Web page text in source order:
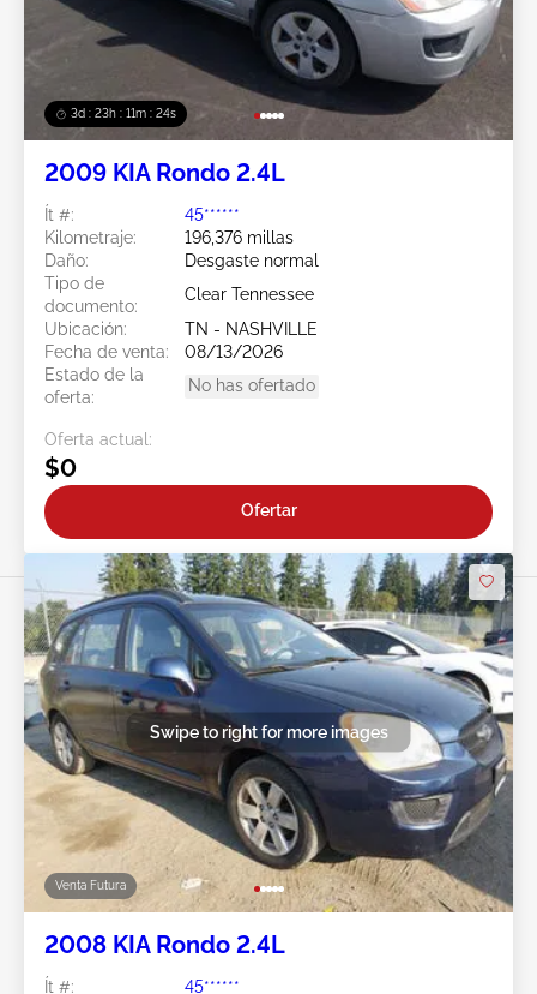
3d : 23h : 11m : 21s
2009 KIA Rondo 2.4L
Ít #:
45******
Kilometraje:
196,376 millas
Daño:
Desgaste normal
Tipo de
documento:
Clear Tennessee
Ubicación:
TN - NASHVILLE
Fecha de venta:
08/13/2026
Estado de la
oferta:
No has ofertado
Oferta actual:
$0
Ofertar
Venta Futura
Swipe to right for more images
2008 KIA Rondo 2.4L
Ít #: 45******